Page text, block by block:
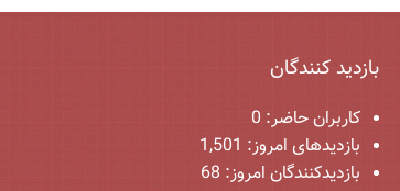
بازدید کنندگان
کاربران حاضر: 0
بازدیدهای امروز: 1,501
بازدیدکنندگان امروز: 68